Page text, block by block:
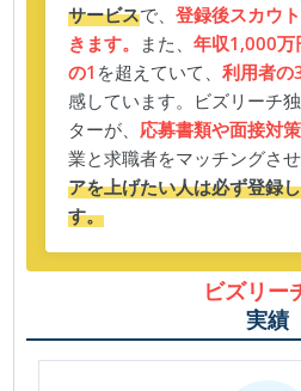
サービスで、登録後スカウ
きます。 また、年収1,000万
の1 を超えていて、利用者の
感しています。ビズリーチ
ターが、 応募書類や面接対
業と求職者をマッチングさ
アを上げたい人は必ず登録
す。
ビズリー
実績